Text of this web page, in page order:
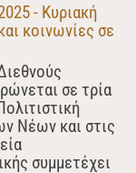
- Κυριακή
κοινωνίες σε
σε τρία
Νέων και στις
συμμετέχει